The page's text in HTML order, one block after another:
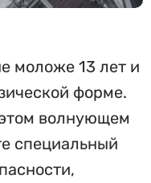
моложе 13 лет и
форме.
волнующем
специальный